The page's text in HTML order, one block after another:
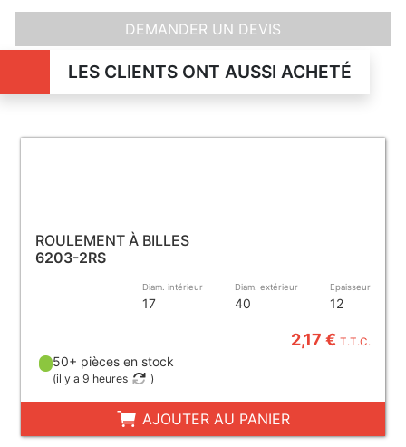
DEMANDER UN DEVIS
LES CLIENTS ONT AUSSI ACHETÉ
ROULEMENT À BILLES
6203-2RS
Diam. intérieur
17
Diam. extérieur
40
Epaisseur
12
2,17 €T.T.C.
50+ pièces en stock
(il y a 9 heures )
AJOUTER AU PANIER